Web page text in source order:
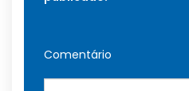
Comentário